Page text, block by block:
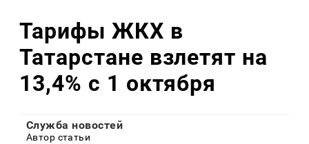
Тарифы ЖКХ в
Татарстане взлетят на
13,4% с 1 октября
Служба новостей
Автор статьи